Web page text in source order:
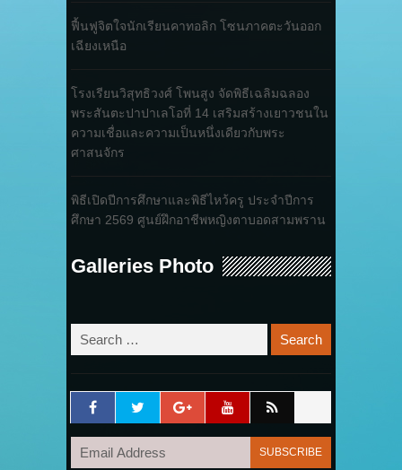
ฟื้นฟูจิตใจนักเรียนคาทอลิก โซนภาคตะวันออก
เฉียงเหนือ
โรงเรียนวิสุทธิวงศ์ โพนสูง จัดพิธีเฉลิมฉลอง
พระสันตะปาปาเลโอที่ 14 เสริมสร้างเยาวชนใน
ความเชื่อและความเป็นหนึ่งเดียวกับพระ
ศาสนจักร
พิธีเปิดปีการศึกษาและพิธีไหว้ครู ประจำปีการ
ศึกษา 2569 ศูนย์ฝึกอาชีพหญิงตาบอดสามพราน
Galleries Photo